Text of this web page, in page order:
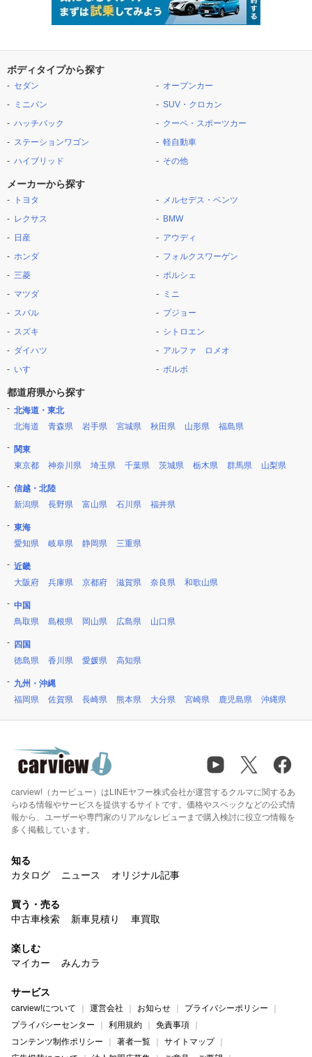
ボディタイプから探す
セダン
ミニバン
ハッチバック
ステーションワゴン
ハイブリッド
オープンカー
SUV・クロカン
クーペ・スポーツカー
軽自動車
その他
メーカーから探す
トヨタ
レクサス
日産
ホンダ
三菱
マツダ
スバル
スズキ
ダイハツ
いすゞ
メルセデス・ベンツ
BMW
アウディ
フォルクスワーゲン
ポルシェ
ミニ
プジョー
シトロエン
アルファ ロメオ
ボルボ
都道府県から探す
北海道・東北
北海道
青森県 岩手県 宮城県 秋田県 山形県 福島県
関東
東京都
神奈川県 埼玉県 千葉県 茨城県 栃木県 群馬県 山梨県
信越・北陸
新潟県
長野県 富山県 石川県 福井県
東海
愛知県
岐阜県 静岡県 三重県
近畿
大阪府
兵庫県 京都府 滋賀県 奈良県 和歌山県
中国
鳥取県
島根県 岡山県 広島県 山口県
四国
徳島県
香川県 愛媛県 高知県
九州・沖縄
福岡県
佐賀県 長崎県 熊本県 大分県 宮崎県 鹿児島県 沖縄県
carview!（カービュー）はLINEヤフー株式会社が運営するクルマに関するあ
らゆる情報やサービスを提供するサイトです。価格やスペックなどの公式情
報から、ユーザーや専門家のリアルなレビューまで購入検討に役立つ情報を
多く掲載しています。
知る
カタログ
ニュース オリジナル記事
買う・売る
中古車検索
新車見積り 車買取
楽しむ
マイカー
みんカラ
サービス
carview!について 運営会社 お知らせ
プライバシーポリシー
プライバシーセンター
利用規約
免責事項
コンテンツ制作ポリシー
著者一覧
サイトマップ